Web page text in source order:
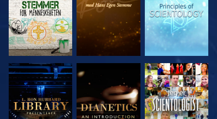
UTFORSK
SERIEN
UTFORSK
SERIEN
SE